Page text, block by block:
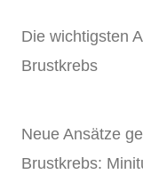
Die wichtigsten
Brustkrebs
Neue Ansätze
Brustkrebs: